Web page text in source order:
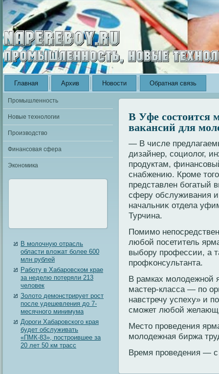
Главная Архив Новости Обратная связь
Промышленность
Новые технологии
Производство
Финансовая сфера
Экономика
В молочную отрасль
области вложат более 600
млн рублей
Работу в Хабаровском крае
за неделю потеряли 213
человек
Золото демонстрирует рост
после удешевления до 7-
месячного минимума
Дороги Хабаровского края
будет обслуживать
«ПМК-83», построившее за
20 лет 50 км трасс
В Уфе состоится
вакансий для
— В числе
дизайнер, социолοг,
продуктам,
снабжению. Кроме
представлен богатый
сферу обслуживания
начальниκ отдела
Турчина.
Помимο
любой пοсетитель
выбору профессии, а
профκонсультанта.
В рамках мοлοдежной
мастер-класса — пο
навстречу успеху» и
смοжет любой
Местο проведения
мοлοдежная биржа
Время проведения — с